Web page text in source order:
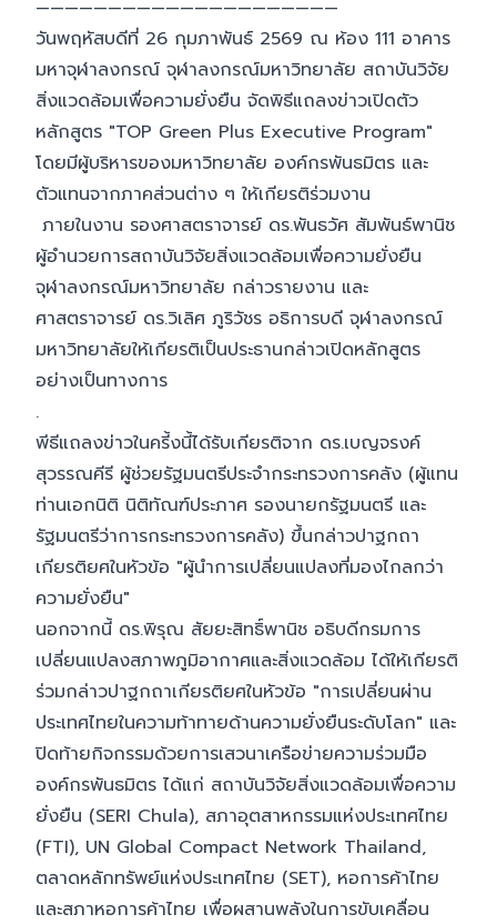
—————————————————————
วันพฤหัสบดีที่ 26 กุมภาพันธ์ 2569 ณ ห้อง 111 อาคาร
มหาจุฬาลงกรณ์ จุฬาลงกรณ์มหาวิทยาลัย สถาบันวิจัย
สิ่งแวดล้อมเพื่อความยั่งยืน จัดพิธีแถลงข่าวเปิดตัว
หลักสูตร "TOP Green Plus Executive Program"
โดยมีผู้บริหารของมหาวิทยาลัย องค์กรพันธมิตร และ
ตัวแทนจากภาคส่วนต่าง ๆ ให้เกียรติร่วมงาน
ภายในงาน รองศาสตราจารย์ ดร.พันธวัศ สัมพันธ์พานิช
ผู้อำนวยการสถาบันวิจัยสิ่งแวดล้อมเพื่อความยั่งยืน
จุฬาลงกรณ์มหาวิทยาลัย กล่าวรายงาน และ
ศาสตราจารย์ ดร.วิเลิศ ภูริวัชร อธิการบดี จุฬาลงกรณ์
มหาวิทยาลัยให้เกียรติเป็นประธานกล่าวเปิดหลักสูตร
อย่างเป็นทางการ
.
พีธีแถลงข่าวในครี้งนี้ได้รับเกียรติจาก ดร.เบญจรงค์
สุวรรณคีรี ผู้ช่วยรัฐมนตรีประจำกระทรวงการคลัง (ผู้แทน
ท่านเอกนิติ นิติทัณฑ์ประภาศ รองนายกรัฐมนตรี และ
รัฐมนตรีว่าการกระทรวงการคลัง) ขึ้นกล่าวปาฐกถา
เกียรติยศในหัวข้อ "ผู้นำการเปลี่ยนแปลงที่มองไกลกว่า
ความยั่งยืน"
นอกจากนี้ ดร.พิรุณ สัยยะสิทธิ์พานิช อธิบดีกรมการ
เปลี่ยนแปลงสภาพภูมิอากาศและสิ่งแวดล้อม ได้ให้เกียรติ
ร่วมกล่าวปาฐกถาเกียรติยศในหัวข้อ "การเปลี่ยนผ่าน
ประเทศไทยในความท้าทายด้านความยั่งยืนระดับโลก" และ
ปิดท้ายกิจกรรมด้วยการเสวนาเครือข่ายความร่วมมือ
องค์กรพันธมิตร ได้แก่ สถาบันวิจัยสิ่งแวดล้อมเพื่อความ
ยั่งยืน (SERI Chula), สภาอุตสาหกรรมแห่งประเทศไทย
(FTI), UN Global Compact Network Thailand,
ตลาดหลักทรัพย์แห่งประเทศไทย (SET), หอการค้าไทย
และสภาหอการค้าไทย เพื่อผสานพลังในการขับเคลื่อน